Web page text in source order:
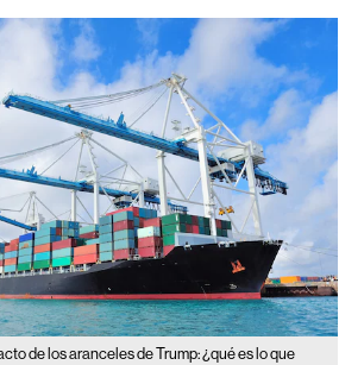
de los aranceles de Trump: ¿qué es lo que